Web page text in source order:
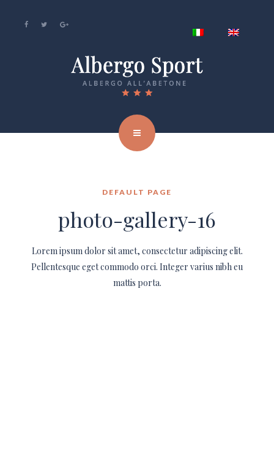
DEFAULT PAGE
photo-gallery-16
Lorem ipsum dolor sit amet, consectetur adipiscing elit.
Pellentesque eget commodo orci. Integer varius nibh eu
mattis porta.